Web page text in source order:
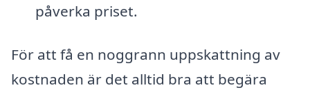
påverka priset.
För att få en noggrann uppskattning av
kostnaden är det alltid bra att begära